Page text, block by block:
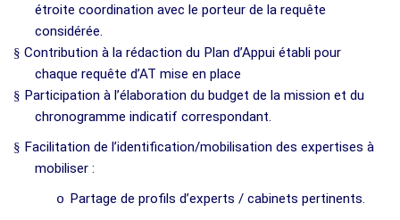
étroite coordination avec le porteur de la requête
considérée.
§ Contribution à la rédaction du Plan d’Appui établi pour
chaque requête d’AT mise en place
§ Participation à l’élaboration du budget de la mission et du
chronogramme indicatif correspondant.
§ Facilitation de l’identification/mobilisation des expertises à
mobiliser :
o Partage de profils d’experts / cabinets pertinents.